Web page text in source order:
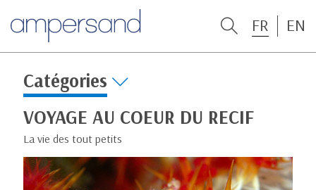
FR EN
Catégories
VOYAGE AU COEUR DU RECIF
La vie des tout petits